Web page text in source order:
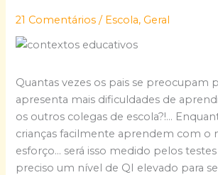
21 Comentários / Escola, Geral
Quantas vezes os pais se preocupam
apresenta mais dificuldades de
os outros colegas de escola?!…
crianças facilmente aprendem com o
esforço… será isso medido pelos testes
preciso um nível de QI elevado para